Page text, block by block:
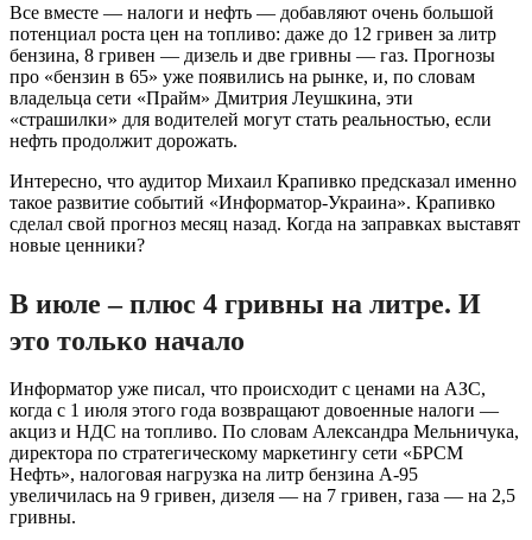
Все вместе — налоги и нефть — добавляют очень большой
потенциал роста цен на топливо: даже до 12 гривен за литр
бензина, 8 гривен — дизель и две гривны — газ. Прогнозы
про «бензин в 65» уже появились на рынке, и, по словам
владельца сети «Прайм» Дмитрия Леушкина, эти
«страшилки» для водителей могут стать реальностью, если
нефть продолжит дорожать.
Интересно, что аудитор Михаил Крапивко предсказал именно
такое развитие событий «Информатор-Украина». Крапивко
сделал свой прогноз месяц назад. Когда на заправках выставят
новые ценники?
В июле – плюс 4 гривны на литре. И
это только начало
Информатор уже писал, что происходит с ценами на АЗС,
когда с 1 июля этого года возвращают довоенные налоги —
акциз и НДС на топливо. По словам Александра Мельничука,
директора по стратегическому маркетингу сети «БРСМ
Нефть», налоговая нагрузка на литр бензина А-95
увеличилась на 9 гривен, дизеля — на 7 гривен, газа — на 2,5
гривны.